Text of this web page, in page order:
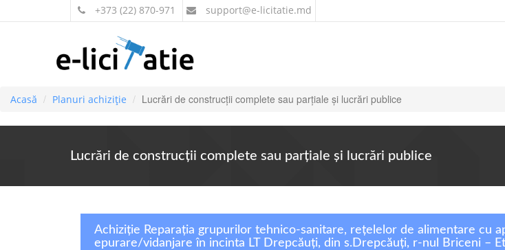
+373 (22) 870-971 support@e-licitatie.md
Acasă Planuri achiziție Lucrări de construcţii complete sau parţiale şi lucrări publice
Lucrări de construcţii complete sau parţiale şi lucrări publice
Achiziție Reparația grupurilor tehnico-sanitare, rețelelor de alimentare cu
epurare/vidanjare în incinta LT Drepcăuți, din s.Drepcăuți, r-nul Briceni –